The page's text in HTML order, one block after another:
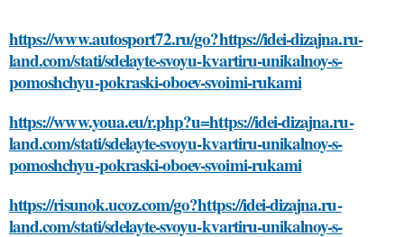
https://www.autosport72.ru/go?https://idei-dizajna.ru-
land.com/stati/sdelayte-svoyu-kvartiru-unikalnoy-s-
pomoshchyu-pokraski-oboev-svoimi-rukami
https://www.youa.eu/r.php?u=https://idei-dizajna.ru-
land.com/stati/sdelayte-svoyu-kvartiru-unikalnoy-s-
pomoshchyu-pokraski-oboev-svoimi-rukami
https://risunok.ucoz.com/go?https://idei-dizajna.ru-
land.com/stati/sdelayte-svoyu-kvartiru-unikalnoy-s-